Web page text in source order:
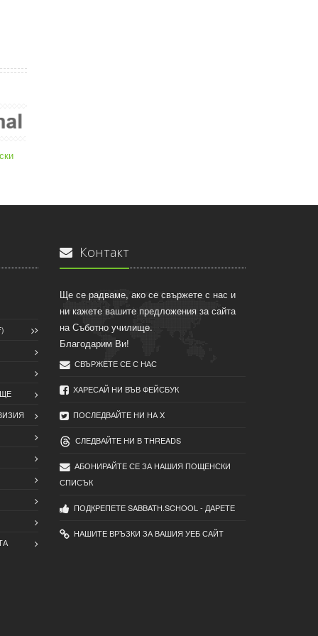
Контакт
Ще се радваме, ако се свържете с нас и
ни кажете вашите предложения за сайта
на Съботно училище.
Благодарим Ви!
СВЪРЖЕТЕ СЕ С НАС
ХАРЕСАЙ НИ ВЪВ ФЕЙСБУК
ПОСЛЕДВАЙТЕ НИ НА X
СЛЕДВАЙТЕ НИ В THREADS
АБОНИРАЙТЕ СЕ ЗА НАШИЯ ПОЩЕНСКИ
СПИСЪК
ПОДКРЕПЕТЕ SABBATH.SCHOOL - ДАРЕТЕ
НАШИТЕ ВРЪЗКИ ЗА ВАШИЯ УЕБ САЙТ